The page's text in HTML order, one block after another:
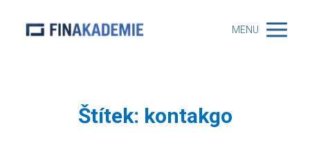
MENU
Štítek: kontakgo